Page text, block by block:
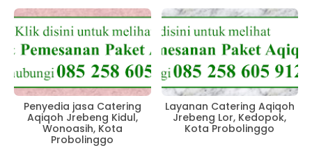
Penyedia jasa Catering
Aqiqoh Jrebeng Kidul,
Wonoasih, Kota
Probolinggo
Layanan Catering Aqiqoh
Jrebeng Lor, Kedopok,
Kota Probolinggo